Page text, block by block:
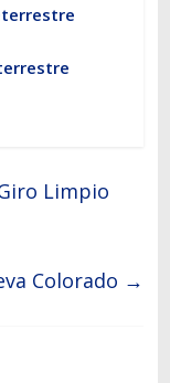
Limpio
Colorado →